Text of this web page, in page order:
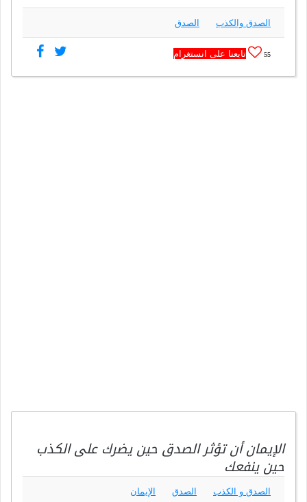
الصدق والكذب الصدق
55 تابعنا على انستغرام
الإيمان أن تؤثر الصدق حين يضرك على الكذب
حين ينفعك
الصدق و الكذب الصدق الإيمان